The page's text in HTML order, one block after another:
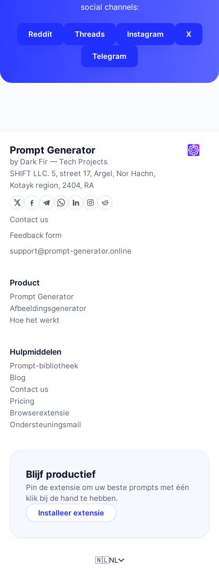
social channels:
Reddit Threads Instagram X
Telegram
Prompt Generator
by Dark Fir — Tech Projects
SHIFT LLC. 5, street 17, Argel, Nor Hachn,
Kotayk region, 2404, RA
Contact us
Feedback form
support@prompt-generator.online
Product
Prompt Generator
Afbeeldingsgenerator
Hoe het werkt
Hulpmiddelen
Prompt-bibliotheek
Blog
Contact us
Pricing
Browserextensie
Ondersteuningsmail
Blijf productief
Pin de extensie om uw beste prompts met één
klik bij de hand te hebben.
Installeer extensie
🇳🇱NL